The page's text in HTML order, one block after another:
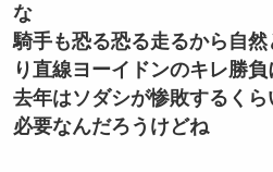
な
騎手も恐る恐る走るから自
り直線ヨーイドンのキレ勝負
去年はソダシが惨敗するく
必要なんだろうけどね